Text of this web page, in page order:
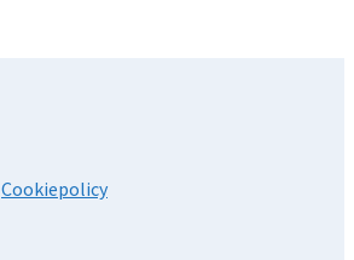
Cookiepolicy